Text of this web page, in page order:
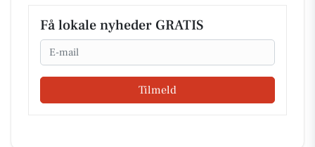
Få lokale nyheder GRATIS
Email
Tilmeld